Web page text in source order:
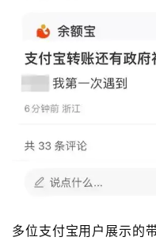
多位支付宝用户展示的